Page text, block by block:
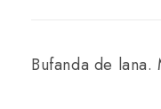
iBufanda de